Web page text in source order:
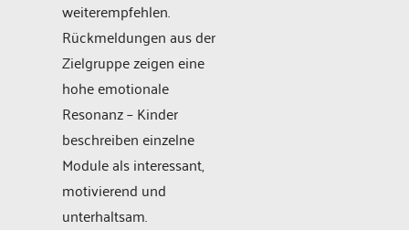
weiterempfehlen.
Rückmeldungen aus der
Zielgruppe zeigen eine
hohe emotionale
Resonanz – Kinder
beschreiben einzelne
Module als interessant,
motivierend und
unterhaltsam.